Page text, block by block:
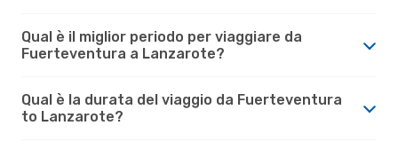
Qual è il miglior periodo per viaggiare da
Fuerteventura a Lanzarote?
Qual è la durata del viaggio da Fuerteventura
to Lanzarote?